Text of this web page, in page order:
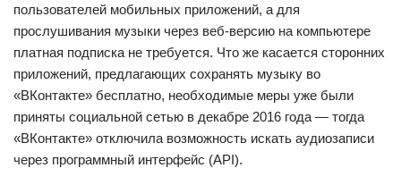
пользователей мобильных приложений, а для
прослушивания музыки через веб-версию на компьютере
платная подписка не требуется. Что же касается сторонних
приложений, предлагающих сохранять музыку во
«ВКонтакте» бесплатно, необходимые меры уже были
приняты социальной сетью в декабре 2016 года — тогда
«ВКонтакте» отключила возможность искать аудиозаписи
через программный интерфейс (API).